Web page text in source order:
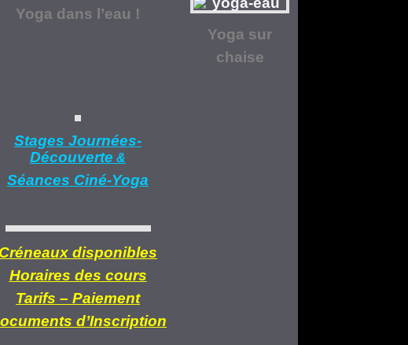
Yoga dans l’eau !
Yoga sur
chaise
Stages Journées-
Découverte &
Séances Ciné-Yoga
disponibles
Horaires des cours
Tarifs – Paiement
d’Inscription